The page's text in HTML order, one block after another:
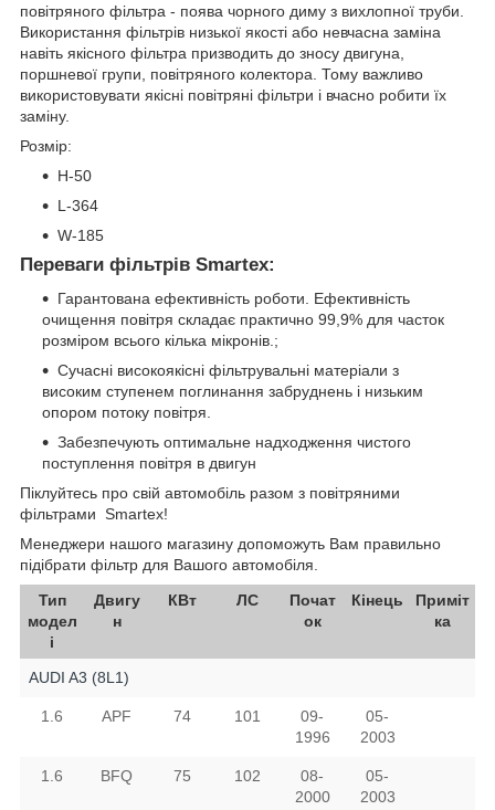
повітряного фільтра - поява чорного диму з вихлопної труби.
Використання фільтрів низької якості або невчасна заміна
навіть якісного фільтра призводить до зносу двигуна,
поршневої групи, повітряного колектора. Тому важливо
використовувати якісні повітряні фільтри і вчасно робити їх
заміну.
Розмір:
H-50
L-364
W-185
Переваги фільтрів Smartex:
Гарантована ефективність роботи. Ефективність
очищення повітря складає практично 99,9% для часток
розміром всього кілька мікронів.;
Сучасні високоякісні фільтрувальні матеріали з
високим ступенем поглинання забруднень і низьким
опором потоку повітря.
Забезпечують оптимальне надходження чистого
поступлення повітря в двигун
Піклуйтесь про свій автомобіль разом з повітряними
фільтрами Smartex!
Менеджери нашого магазину допоможуть Вам правильно
підібрати фільтр для Вашого автомобіля.
Тип
модел
і
Двигу
н
КВт ЛС
Почат
ок
Кінець
Приміт
ка
AUDI A3 (8L1)
1.6 APF 74 101
09-
1996
05-
2003
1.6 BFQ 75 102
08-
2000
05-
2003